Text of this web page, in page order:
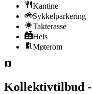
Kantine
Sykkelparkering
Takterasse
Heis
Møterom
Kollektivtilbud -